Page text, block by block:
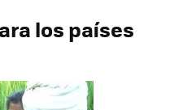
los países